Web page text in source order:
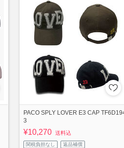
PACO SPLY LOVER E3 CAP
3
¥10,270 送料込
関税負担なし 返品補償